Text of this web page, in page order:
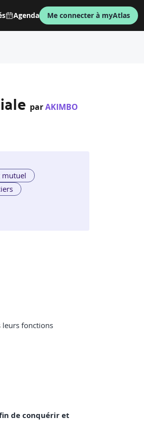
Agenda Me connecter à myAtlas
parAKIMBO
mutuel
leurs fonctions
de conquérir et